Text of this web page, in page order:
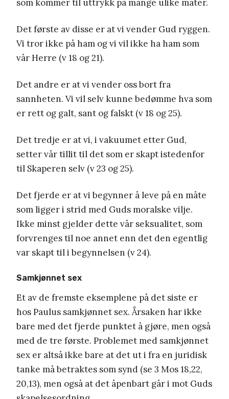
som kommer til uttrykk på mange ulike måter.
Det første av disse er at vi vender Gud ryggen.
Vi tror ikke på ham og vi vil ikke ha ham som
vår Herre (v 18 og 21).
Det andre er at vi vender oss bort fra
sannheten. Vi vil selv kunne bedømme hva som
er rett og galt, sant og falskt (v 18 og 25).
Det tredje er at vi, i vakuumet etter Gud,
setter vår tillit til det som er skapt istedenfor
til Skaperen selv (v 23 og 25).
Det fjerde er at vi begynner å leve på en måte
som ligger i strid med Guds moralske vilje.
Ikke minst gjelder dette vår seksualitet, som
forvrenges til noe annet enn det den egentlig
var skapt til i begynnelsen (v 24).
Samkjønnet sex
Et av de fremste eksemplene på det siste er
hos Paulus samkjønnet sex. Årsaken har ikke
bare med det fjerde punktet å gjøre, men også
med de tre første. Problemet med samkjønnet
sex er altså ikke bare at det ut i fra en juridisk
tanke må betraktes som synd (se 3 Mos 18,22,
20,13), men også at det åpenbart går i mot Guds